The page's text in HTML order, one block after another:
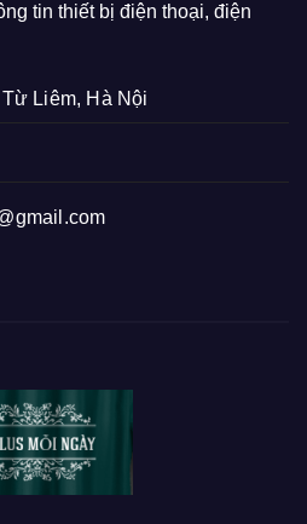
tin thiết bị điện thoại, điện
Liêm, Hà Nội